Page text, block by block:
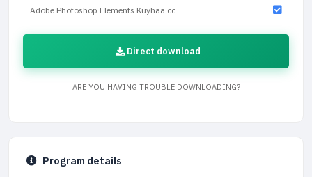
Adobe Photoshop Elements Kuyhaa.cc
Direct download
ARE YOU HAVING TROUBLE DOWNLOADING?
Program details